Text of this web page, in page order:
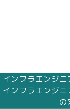
インフラエンジニ
インフラエンジ
の